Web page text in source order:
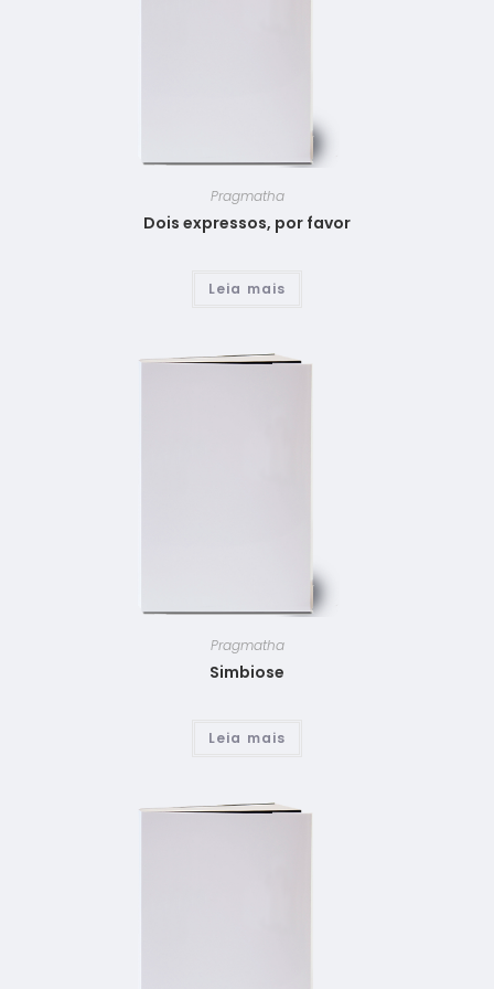
Pragmatha
Dois expressos, por favor
Leia mais
Pragmatha
Simbiose
Leia mais